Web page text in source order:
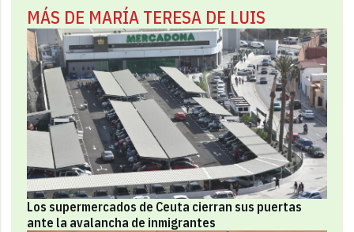
MÁS DE MARÍA TERESA DE LUIS
Los supermercados de Ceuta cierran sus puertas
ante la avalancha de inmigrantes